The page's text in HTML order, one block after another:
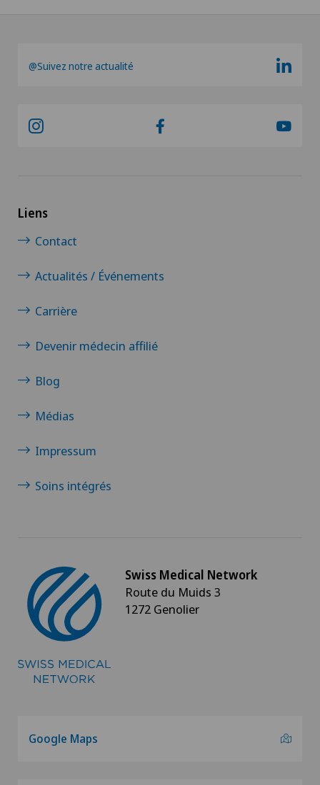
@Suivez notre actualité
Liens
Contact
Actualités / Événements
Carrière
Devenir médecin affilié
Blog
Médias
Impressum
Soins intégrés
Swiss Medical Network
Route du Muids 3
1272 Genolier
Google Maps